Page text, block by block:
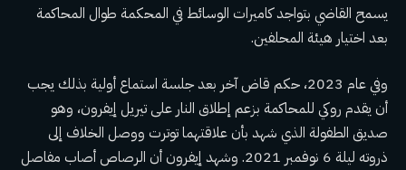
يسمح القاضي بتواجد كاميرات الوسائط في المحكمة طوال المحاكمة
بعد اختيار هيئة المحلفين.
وفي عام 2023، حكم قاض آخر بعد جلسة استماع أولية بذلك
يجب
أن يقدم روكي للمحاكمة بزعم إطلاق النار على تيريل إيفرون، وهو
صديق الطفولة الذي شهد بأن علاقتهما توترت ووصل الخلاف إلى
ذروته ليلة 6 نوفمبر 2021. وشهد إيفرون أن الرصاص أصاب مفاصل